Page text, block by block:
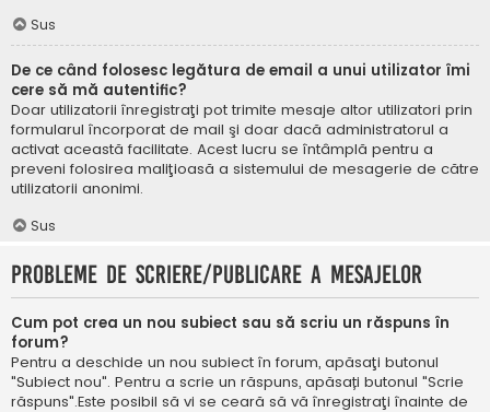
Sus
De ce când folosesc legătura de email a unui utilizator îmi
cere să mă autentific?
Doar utilizatorii înregistraţi pot trimite mesaje altor utilizatori prin
formularul încorporat de mail şi doar dacă administratorul a
activat această facilitate. Acest lucru se întâmplă pentru a
preveni folosirea maliţioasă a sistemului de mesagerie de către
utilizatorii anonimi.
Sus
Probleme de scriere/publicare a mesajelor
Cum pot crea un nou subiect sau să scriu un răspuns în
forum?
Pentru a deschide un nou subiect în forum, apăsaţi butonul
"Subiect nou". Pentru a scrie un răspuns, apăsați butonul "Scrie
răspuns".Este posibil să vi se ceară să vă înregistraţi înainte de